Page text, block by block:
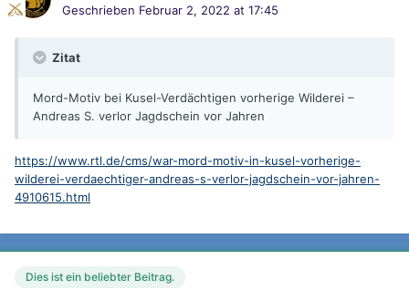
Geschrieben Februar 2, 2022 at 17:45
Zitat
Mord-Motiv bei Kusel-Verdächtigen vorherige Wilderei –
Andreas S. verlor Jagdschein vor Jahren
https://www.rtl.de/cms/war-mord-motiv-in-kusel-vorherige-
wilderei-verdaechtiger-andreas-s-verlor-jagdschein-vor-jahren-
4910615.html
Dies ist ein beliebter Beitrag.